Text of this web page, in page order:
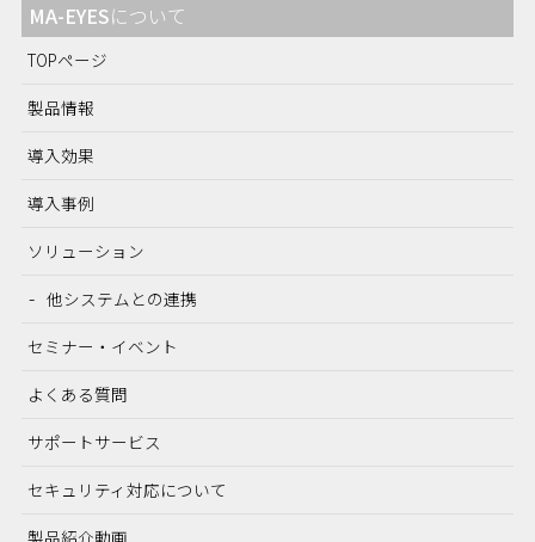
MA-EYESについて
TOPページ
製品情報
導入効果
導入事例
ソリューション
他システムとの連携
セミナー・イベント
よくある質問
サポートサービス
セキュリティ対応について